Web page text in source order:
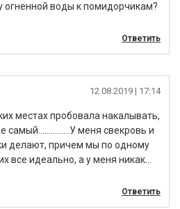
огненной воды к помидорчикам?
Ответить
12.08.2019 | 17:14
местах пробовала накалывать,
самый……………У меня свекровь и
делают, причем мы по одному
все идеально, а у меня никак…
Ответить